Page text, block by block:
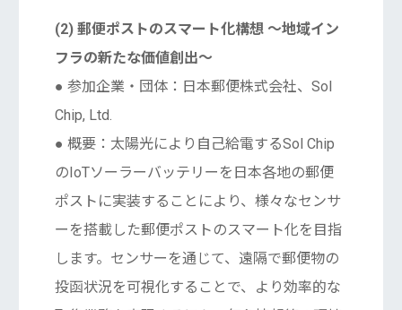
(2) 郵便ポストのスマート化構想 〜地域イン
フラの新たな価値創出〜
● 参加企業・団体：日本郵便株式会社、Sol
Chip, Ltd.
● 概要：太陽光により自己給電するSol Chip
のIoTソーラーバッテリーを日本各地の郵便
ポストに実装することにより、様々なセンサ
ーを搭載した郵便ポストのスマート化を目指
します。センサーを通じて、遠隔で郵便物の
投函状況を可視化することで、より効率的な